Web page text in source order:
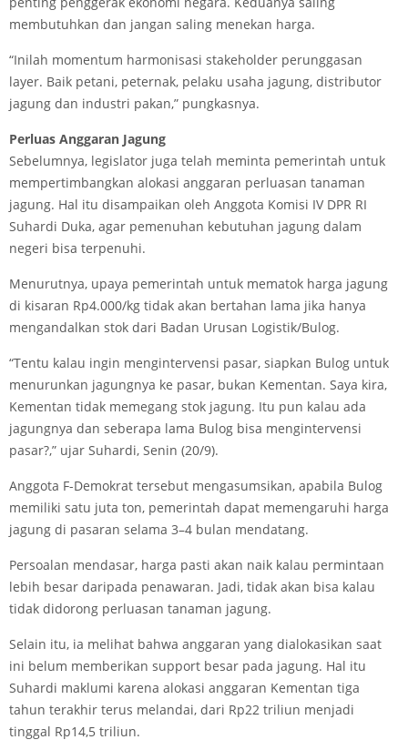
membutuhkan dan jangan saling menekan harga.
“Inilah momentum harmonisasi stakeholder perunggasan
layer. Baik petani, peternak, pelaku usaha jagung, distributor
jagung dan industri pakan,” pungkasnya.
Perluas Anggaran Jagung
Sebelumnya, legislator juga telah meminta pemerintah untuk
mempertimbangkan alokasi anggaran perluasan tanaman
jagung. Hal itu disampaikan oleh Anggota Komisi IV DPR RI
Suhardi Duka, agar pemenuhan kebutuhan jagung dalam
negeri bisa terpenuhi.
Menurutnya, upaya pemerintah untuk mematok harga jagung
di kisaran Rp4.000/kg tidak akan bertahan lama jika hanya
mengandalkan stok dari Badan Urusan Logistik/Bulog.
“Tentu kalau ingin mengintervensi pasar, siapkan Bulog untuk
menurunkan jagungnya ke pasar, bukan Kementan. Saya kira,
Kementan tidak memegang stok jagung. Itu pun kalau ada
jagungnya dan seberapa lama Bulog bisa mengintervensi
pasar?,” ujar Suhardi, Senin (20/9).
Anggota F-Demokrat tersebut mengasumsikan, apabila Bulog
memiliki satu juta ton, pemerintah dapat memengaruhi harga
jagung di pasaran selama 3–4 bulan mendatang.
Persoalan mendasar, harga pasti akan naik kalau permintaan
lebih besar daripada penawaran. Jadi, tidak akan bisa kalau
tidak didorong perluasan tanaman jagung.
Selain itu, ia melihat bahwa anggaran yang dialokasikan saat
ini belum memberikan support besar pada jagung. Hal itu
Suhardi maklumi karena alokasi anggaran Kementan tiga
tahun terakhir terus melandai, dari Rp22 triliun menjadi
tinggal Rp14,5 triliun.